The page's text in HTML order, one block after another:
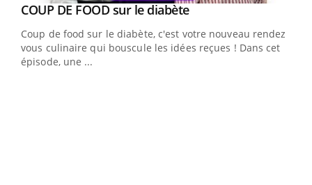
Youtube
COUP DE FOOD sur le diabèteYoutube
Coup de food sur le diabète, c'est votre nouveau rendez-
vous culinaire qui bouscule les idées reçues ! Dans cet
épisode, une ...